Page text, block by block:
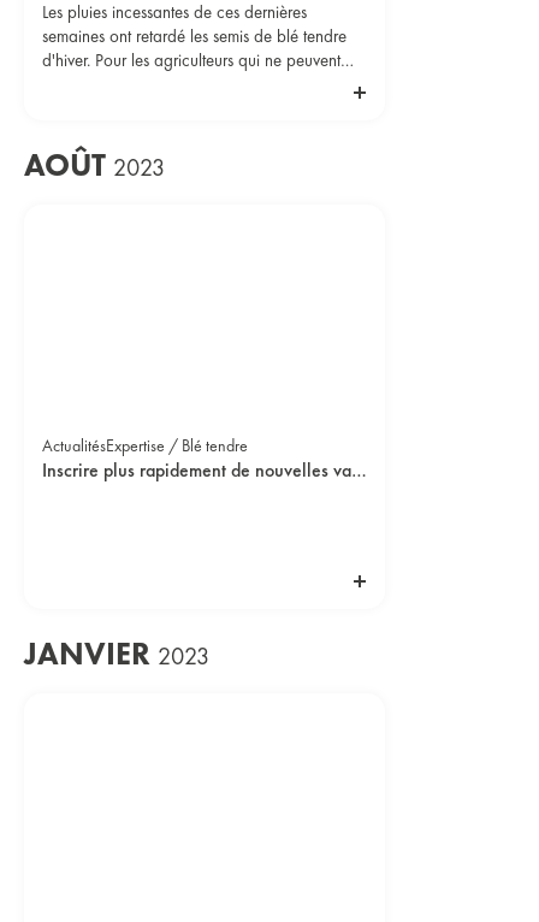
Les pluies incessantes de ces dernières
semaines ont retardé les semis de blé tendre
d'hiver. Pour les agriculteurs qui ne peuvent
AOÛT 2023
ActualitésExpertise / Blé tendre
Inscrire plus rapidement de nouvelles variétés de blé tendre d’hiver productives répondant aux défis des agricultures grâce à la sélection : la solution des haploïdes doublés
JANVIER 2023